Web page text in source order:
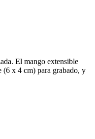
El mango extensible
(6 x 4 cm) para grabado, y